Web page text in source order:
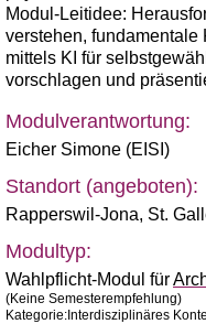
Modul-Leitidee:
verstehen, fundamentale
mittels KI für
vorschlagen und
Modulverantwortung:
Eicher Simone (EISI)
Standort (angeboten):
Rapperswil-Jona, St.
Modultyp:
Wahlpflicht-Modul für
(Keine Semesterempfehlung)
Kategorie:Interdisziplinäres